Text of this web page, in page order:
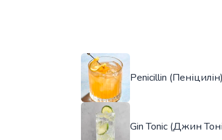
Penicillin (Пеніцилін)
Gin Tonic (Джин